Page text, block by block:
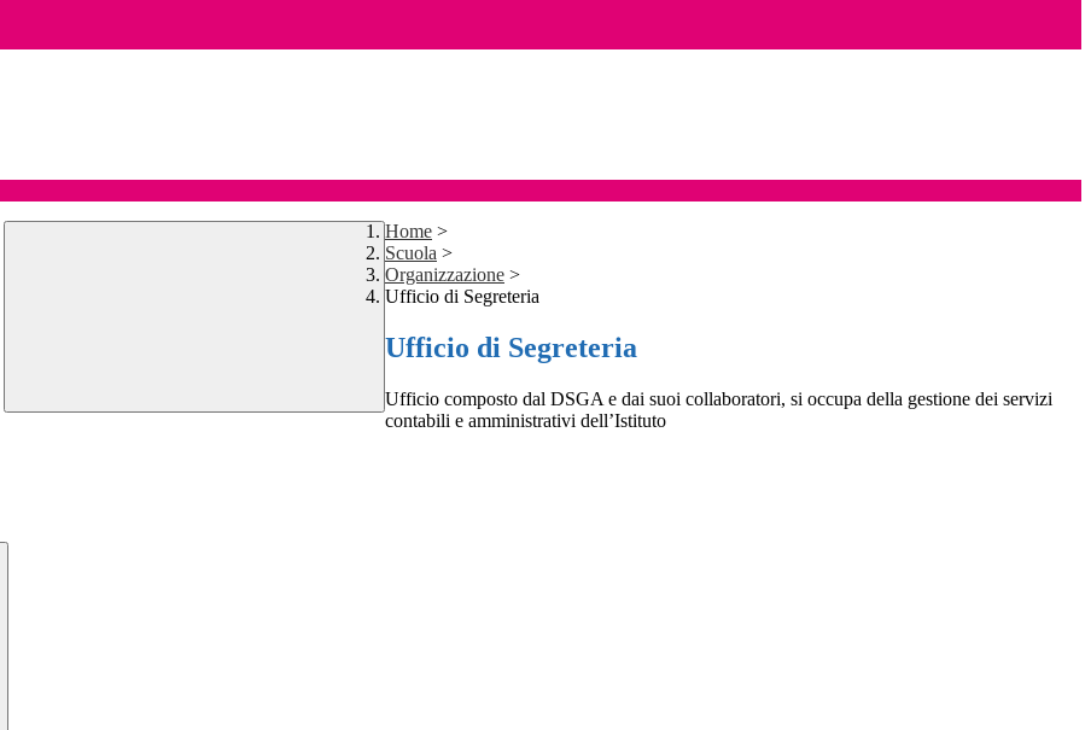
Home >
Scuola >
Organizzazione >
Ufficio di Segreteria
Ufficio di Segreteria
Ufficio composto dal DSGA e dai suoi collaboratori, si occupa della gestione dei servizi
contabili e amministrativi dell’Istituto